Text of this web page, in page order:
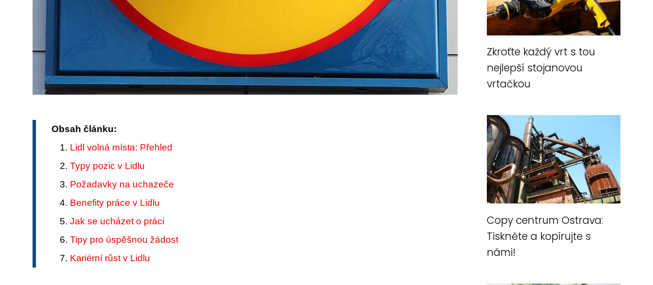
Obsah článku:
Lidl volná místa: Přehled
Typy pozic v Lidlu
Požadavky na uchazeče
Benefity práce v Lidlu
Jak se ucházet o práci
Tipy pro úspěšnou žádost
Kariérní růst v Lidlu
Zkroťte každý vrt s tou
nejlepší stojanovou
vrtačkou
Copy centrum Ostrava:
Tiskněte a kopírujte s
námi!